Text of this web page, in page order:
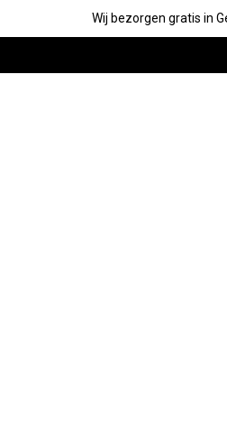
Wij bezorgen gratis in